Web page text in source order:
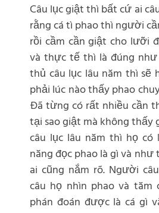
Câu lục giật thì bất cứ ai
rằng cá tì phao thì người
rồi cầm cần giật cho lưỡi
và thực tế thì là đúng
thủ câu lục lâu năm thì sẽ
phải lúc nào thấy phao
Đã từng có rất nhiều cần
tại sao giật mà không thấy
câu lục lâu năm thì họ có
năng đọc phao là gì và
ai cũng nắm rõ. Người
câu họ nhìn phao và
phán đoán được là cá gì